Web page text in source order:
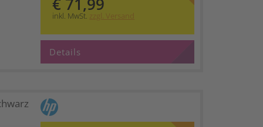
inkl. MwSt. zzgl. Versand
Details